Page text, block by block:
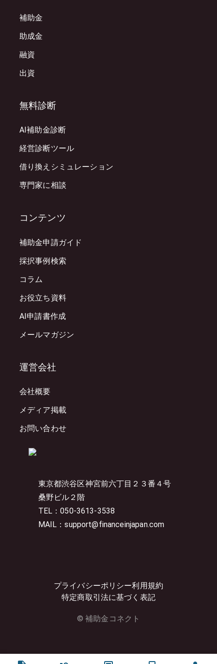
東京都渋谷区神宮前六丁目２３番４号
桑野ビル２階
TEL：050-3613-3538
MAIL：support@financeinjapan.com
プライバシーポリシー利用規約
特定商取引法に基づく表記
© 補助金コネクト
補助金
助成金
融資
出資
無料診断
AI補助金診断
経営診断ツール
借り換えシミュレーション
専門家に相談
コンテンツ
補助金申請ガイド
採択事例検索
コラム
お役立ち資料
AI申請書作成
メールマガジン
運営会社
会社概要
メディア掲載
お問い合わせ